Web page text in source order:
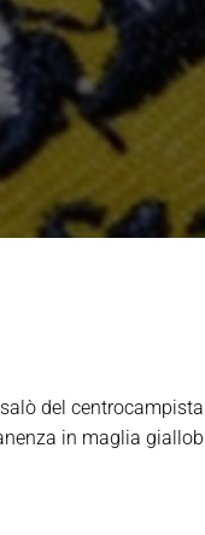
del
in maglia